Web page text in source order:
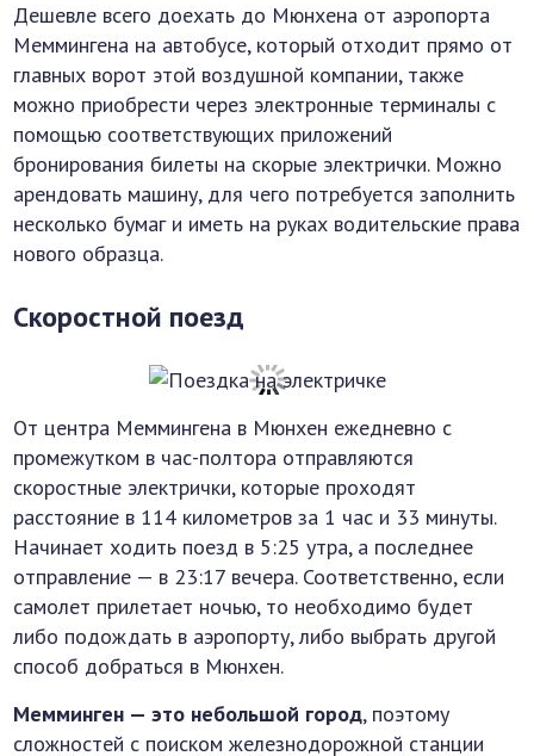
Дешевле всего доехать до Мюнхена от аэропорта
Меммингена на автобусе, который отходит прямо от
главных ворот этой воздушной компании, также
можно приобрести через электронные терминалы с
помощью соответствующих приложений
бронирования билеты на скорые электрички. Можно
арендовать машину, для чего потребуется заполнить
несколько бумаг и иметь на руках водительские права
нового образца.
Скоростной поезд
От центра Меммингена в Мюнхен ежедневно с
промежутком в час-полтора отправляются
скоростные электрички, которые проходят
расстояние в 114 километров за 1 час и 33 минуты.
Начинает ходить поезд в 5:25 утра, а последнее
отправление — в 23:17 вечера. Соответственно, если
самолет прилетает ночью, то необходимо будет
либо подождать в аэропорту, либо выбрать другой
способ добраться в Мюнхен.
Мемминген — это небольшой город, поэтому
сложностей с поиском железнодорожной станции